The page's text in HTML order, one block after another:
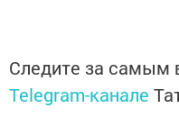
Следите за самым
Telegram-канале